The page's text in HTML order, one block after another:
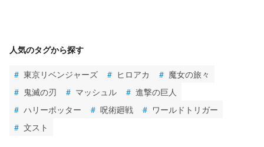
人気のタグから探す
# 東京リベンジャーズ # ヒロアカ # 魔女の旅々
# 鬼滅の刃 # マッシュル # 進撃の巨人
# ハリーポッター # 呪術廻戦 # ワールドトリガー
# 文スト